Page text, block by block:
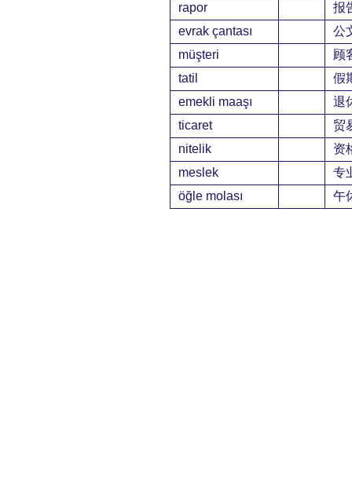
rapor
报
evrak çantası
公
müşteri
顾
tatil
假
emekli maaşı
退
ticaret
贸
nitelik
资
meslek
专
öğle molası
午